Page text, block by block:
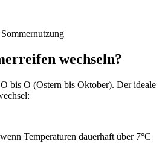
wechseln?
bis O (Ostern bis Oktober). Der ideale
Temperaturen dauerhaft über 7°C